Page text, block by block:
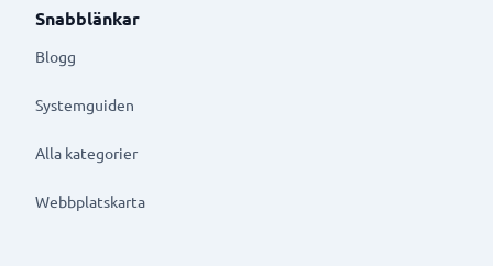
Snabblänkar
Blogg
Systemguiden
Alla kategorier
Webbplatskarta